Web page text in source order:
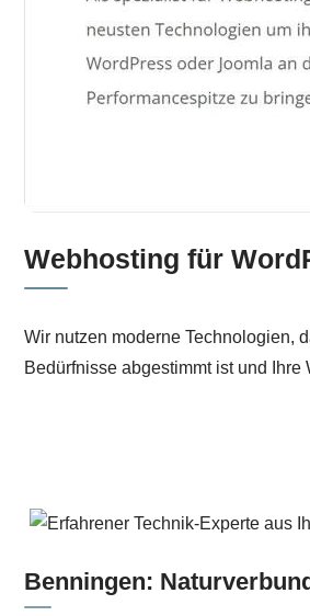
Webhosting für
Wir nutzen moderne Technologien,
Bedürfnisse abgestimmt ist und
Benningen: